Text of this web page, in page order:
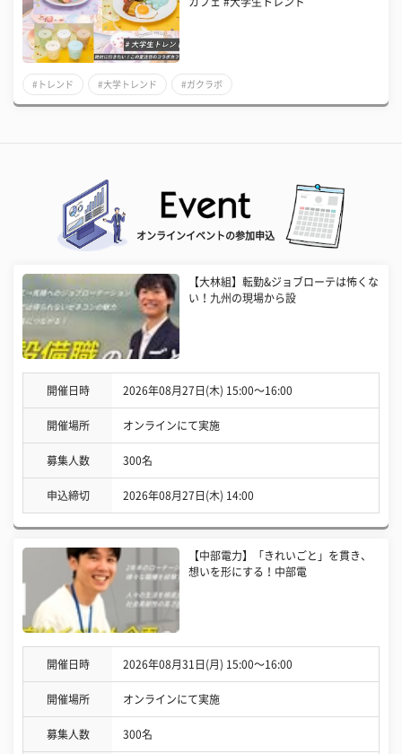
#トレンド #大学トレンド #ガクラボ
オンラインイベントの参加申込
【大林組】転勤&ジョブローテは怖くな
い！九州の現場から設
開催日時 2026年08月27日(木) 15:00〜16:00
開催場所 オンラインにて実施
募集人数 300名
申込締切 2026年08月27日(木) 14:00
【中部電力】「きれいごと」を貫き、
想いを形にする！中部電
開催日時 2026年08月31日(月) 15:00〜16:00
開催場所 オンラインにて実施
募集人数 300名